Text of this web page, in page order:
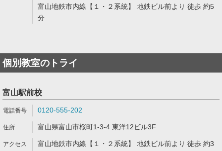
富山地鉄市内線【１・２系統】 地鉄ビル前より 徒歩 約5
分
個別教室のトライ
富山駅前校
0120-555-202
富山県富山市桜町1-3-4 東洋12ビル3F
富山地鉄市内線【１・２系統】 地鉄ビル前より 徒歩 約3